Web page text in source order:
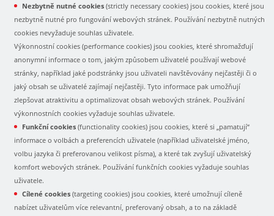
Nezbytně nutné cookies (strictly necessary cookies) jsou cookies, které jsou
nezbytně nutné pro fungování webových stránek. Používání nezbytně nutných
cookies nevyžaduje souhlas uživatele.
Výkonnostní cookies (performance cookies) jsou cookies, které shromažďují
anonymní informace o tom, jakým způsobem uživatelé používají webové
stránky, například jaké podstránky jsou uživateli navštěvovány nejčastěji či o
jaký obsah se uživatelé zajímají nejčastěji. Tyto informace pak umožňují
zlepšovat atraktivitu a optimalizovat obsah webových stránek. Používání
výkonnostních cookies vyžaduje souhlas uživatele.
Funkční cookies(functionality cookies) jsou cookies, které si „pamatují“
informace o volbách a preferencích uživatele (například uživatelské jméno,
volbu jazyka či preferovanou velikost písma), a které tak zvyšují uživatelský
komfort webových stránek. Používání funkčních cookies vyžaduje souhlas
uživatele.
Cílené cookies (targeting cookies) jsou cookies, které umožnují cíleně
nabízet uživatelům více relevantní, preferovaný obsah, a to na základě